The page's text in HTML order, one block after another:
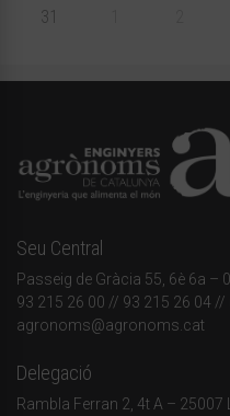
31
Seu Central
Passeig de Gràcia 55, 6è 6a –
93 215 26 00 // 93 215 26 04 //
agronoms@agronoms.cat
Delegació
Rambla Ferran 2, 4t A – 25007